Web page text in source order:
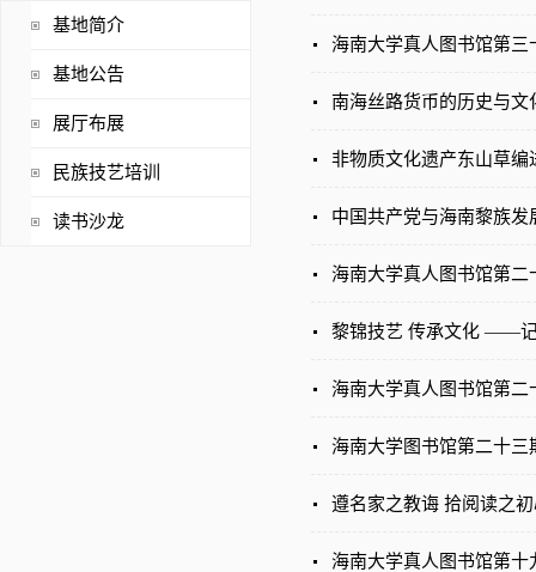
基地简介
基地公告
展厅布展
民族技艺培训
读书沙龙
海南大学真人图书馆第
南海丝路货币的历史与
非物质文化遗产东山草
中国共产党与海南黎族
海南大学真人图书馆第
黎锦技艺 传承文化 ——
海南大学真人图书馆第
海南大学图书馆第二十
遵名家之教诲 拾阅读之
海南大学真人图书馆第十